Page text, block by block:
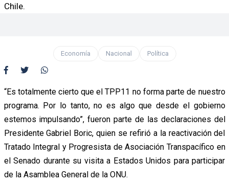
Chile.
Economía Nacional Política
“Es totalmente cierto que el TPP11 no forma parte de nuestro
programa. Por lo tanto, no es algo que desde el gobierno
estemos impulsando”, fueron parte de las declaraciones del
Presidente Gabriel Boric, quien se refirió a la reactivación del
Tratado Integral y Progresista de Asociación Transpacífico en
el Senado durante su visita a Estados Unidos para participar
de la Asamblea General de la ONU.